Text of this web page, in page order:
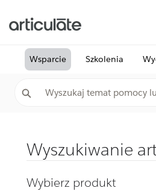
Wsparcie Szkolenia
Wyszukiwanie
Wybierz produkt